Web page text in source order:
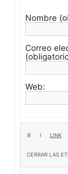
Nombre
Correo
Web: